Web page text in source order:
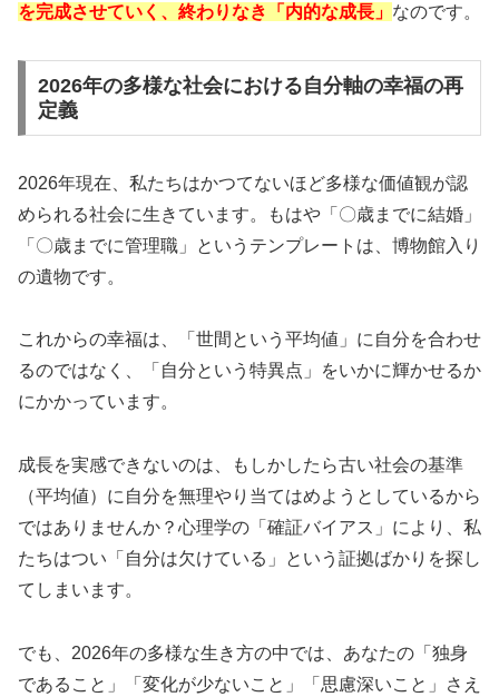
を完成させていく、終わりなき「内的な成長」 なのです。
2026年の多様な社会における自分軸の幸福の再
定義
2026年現在、私たちはかつてないほど多様な価値観が認
められる社会に生きています。もはや「〇歳までに結婚」
「〇歳までに管理職」というテンプレートは、博物館入り
の遺物です。
これからの幸福は、
「世間という平均値」に自分を合わせ
るのではなく、「自分という特異点」をいかに輝かせるか
にかかっています。
成長を実感できないのは、もしかしたら古い社会の基準
（平均値）に自分を無理やり当てはめようとしているから
ではありませんか？心理学の「確証バイアス」により、私
たちはつい「自分は欠けている」という証拠ばかりを探し
てしまいます。
でも、2026年の多様な生き方の中では、あなたの「独身
であること」「変化が少ないこと」「思慮深いこと」さえ